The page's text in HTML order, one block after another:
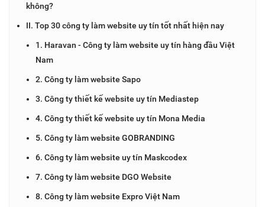
không?
II. Top 30 công ty làm website uy tín tốt nhất hiện nay
1. Haravan - Công ty làm website uy tín hàng đầu Việt
Nam
2. Công ty làm website Sapo
3. Công ty thiết kế website uy tín Mediastep
4. Công ty thiết kế website uy tín Mona Media
5. Công ty làm website GOBRANDING
6. Công ty làm website uy tín Maskcodex
7. Công ty làm website DGO Website
8. Công ty làm website Expro Việt Nam